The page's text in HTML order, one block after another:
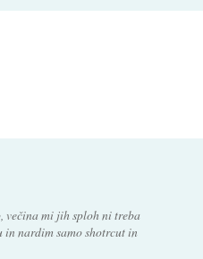
mi jih sploh ni treba
in nardim samo shotrcut in